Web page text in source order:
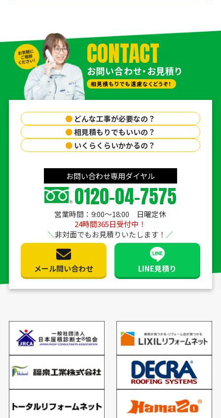
CONTACT
お問い合わせ・お見積り
相見積もりでも遠慮なくどうぞ！
● どんな工事が必要なの？
●相見積もりでもいいの？
● いくらくらいかかるの？
お問い合わせ専用ダイヤル
0120-04-7575
営業時間：9:00〜18:00 日曜定休
24時間365日受付中！
非対面でもお見積りいたします！
メール問い合わせ LINE見積り